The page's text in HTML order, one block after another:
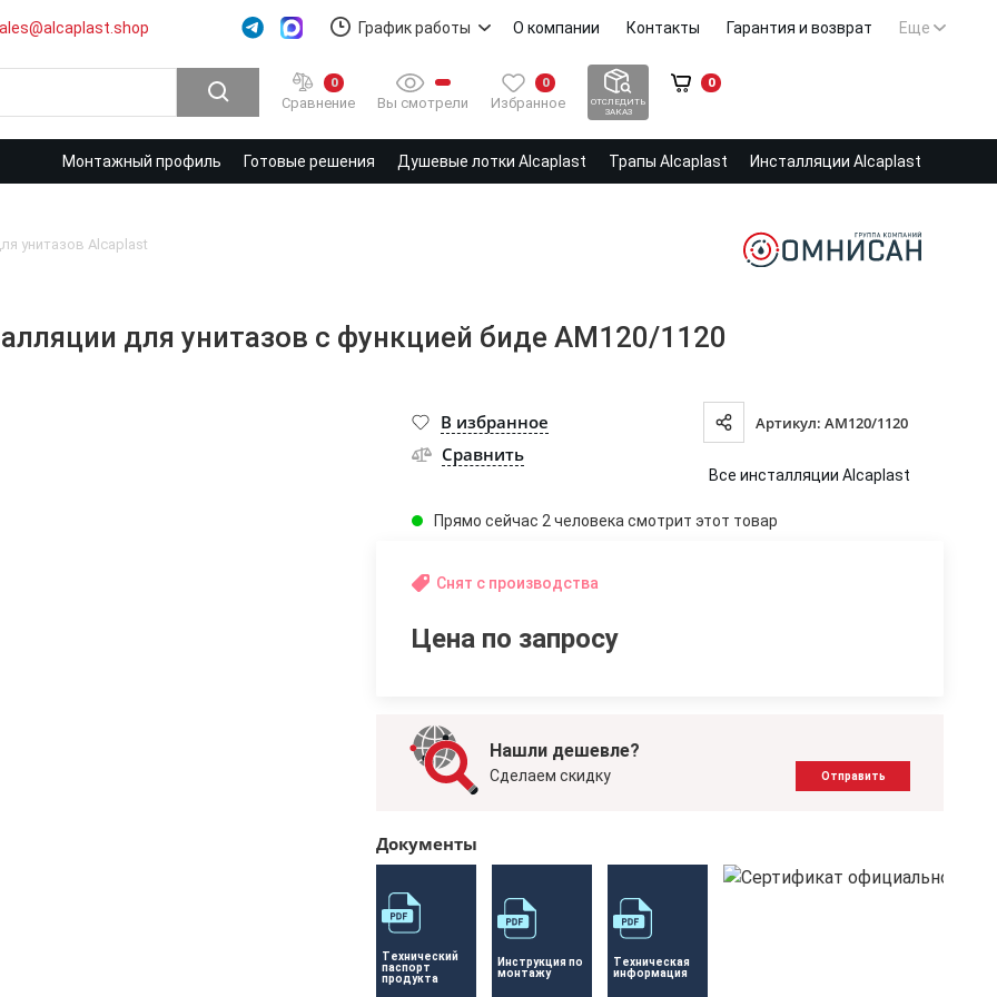
График работы О компании Контакты Гарантия и возврат Еще
0
Сравнение Вы смотрели
0
Избранное
ОТСЛЕДИТЬ
ЗАКАЗ
0
Монтажный профиль Готовые решения Душевые лотки Alcaplast Трапы Alcaplast Инсталляции Alcaplast
унитазов Alcaplast
для унитазов с функцией биде AM120/1120
В избранное Артикул: AM120/1120
Сравнить
Все инсталляции Alcaplast
Прямо сейчас 2 человека смотрит этот товар
Снят с производства
Цена по запросу
Нашли дешевле?
Сделаем скидку Отправить
Документы
Технический
паспорт
продукта
Инструкция по
монтажу
Техническая
информация